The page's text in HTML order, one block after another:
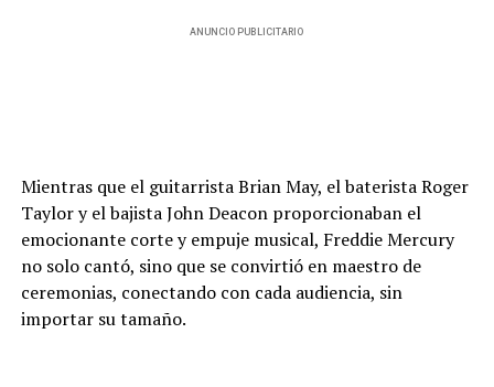
ANUNCIO PUBLICITARIO
Mientras que el guitarrista Brian May, el baterista Roger
Taylor y el bajista John Deacon proporcionaban el
emocionante corte y empuje musical, Freddie Mercury
no solo cantó, sino que se convirtió en maestro de
ceremonias, conectando con cada audiencia, sin
importar su tamaño.